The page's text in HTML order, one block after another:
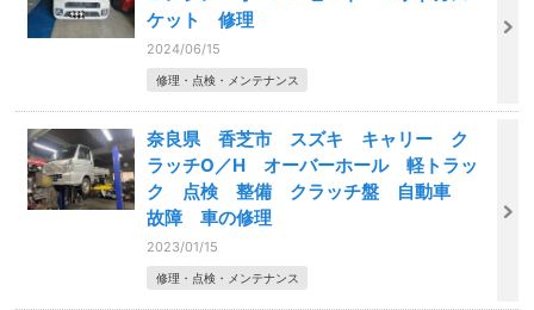
ケット 修理
2024/06/15
修理・点検・メンテナンス
奈良県 香芝市 スズキ キャリー ク
ラッチO／H オーバーホール 軽トラッ
ク 点検 整備 クラッチ盤 自動車
故障 車の修理
2023/01/15
修理・点検・メンテナンス